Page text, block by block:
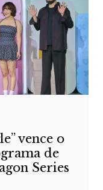
vence o
de
Series